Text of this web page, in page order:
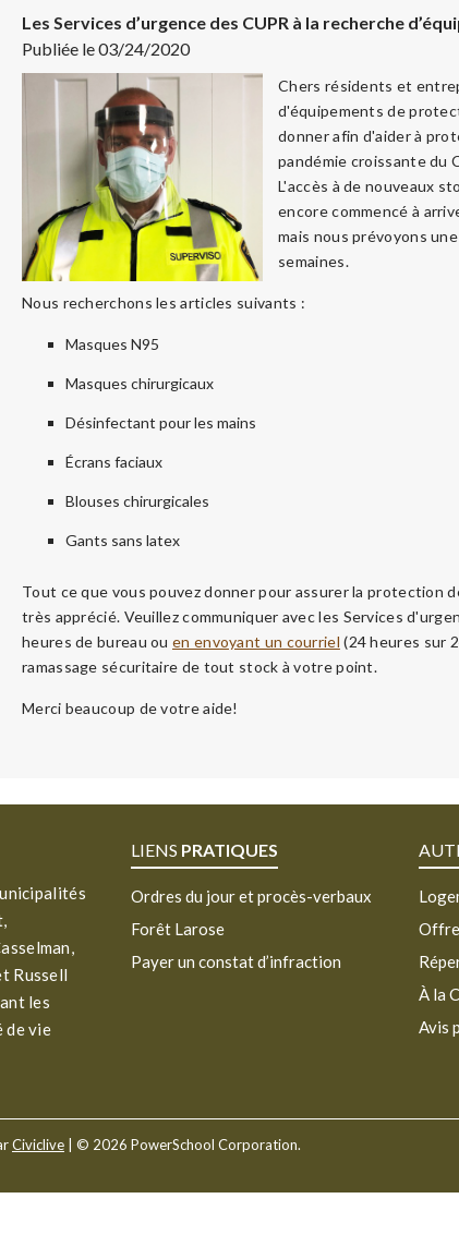
Les Services d’urgence des CUPR à la recherche
Publiée le 03/24/2020
Chers résidents et
d'équipements de
donner afin d'aider à
pandémie croissante du
L'accès à de nouveaux
encore commencé à
mais nous prévoyons
semaines.
Nous recherchons les articles suivants :
Masques N95
Masques chirurgicaux
Désinfectant pour les mains
Écrans faciaux
Blouses chirurgicales
Gants sans latex
Tout ce que vous pouvez donner pour assurer la protection
très apprécié. Veuillez communiquer avec les Services
heures de bureau ouen envoyant un courriel (24 heures sur
ramassage sécuritaire de tout stock à votre point.
Merci beaucoup de votre aide!
Russell
les
de vie
LIENS PRATIQUES
Ordres du jour et procès-verbaux
Forêt Larose
Payer un constat d’infraction
À la
Avis
Civiclive | © 2026 PowerSchool Corporation.